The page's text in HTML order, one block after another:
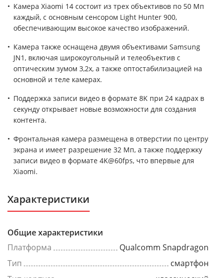
Камера Xiaomi 14 состоит из трех объективов по 50 Мп
каждый, с основным сенсором Light Hunter 900,
обеспечивающим высокое качество изображений.
Камера также оснащена двумя объективами Samsung
JN1, включая широкоугольный и телеобъектив с
оптическим зумом 3,2х, а также оптостабилизацией на
основной и теле камерах.
Поддержка записи видео в формате 8K при 24 кадрах в
секунду открывает новые возможности для создания
контента.
Фронтальная камера размещена в отверстии по центру
экрана и имеет разрешение 32 Мп, а также поддержку
записи видео в формате 4K@60fps, что впервые для
Xiaomi.
Характеристики
Общие характеристики
Платформа
Qualcomm Snapdragon
Тип
смартфон